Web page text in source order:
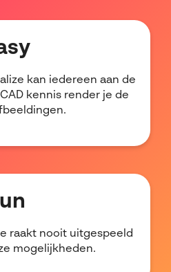
kan iedereen aan de
kennis render je de
raakt nooit uitgespeeld
mogelijkheden.